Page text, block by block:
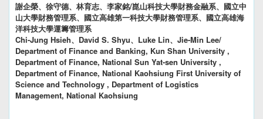
謝企榮、徐守德、林育志、李家銘/崑山科技大學財務金融系、國立中
山大學財務管理系、國立高雄第一科技大學財務管理系、國立高雄海
洋科技大學運籌管理系
Chi-Jung Hsieh、David S. Shyu、Luke Lin、Jie-Min Lee/
Department of Finance and Banking, Kun Shan University ,
Department of Finance, National Sun Yat-sen University ,
Department of Finance, National Kaohsiung First University of
Science and Technology , Department of Logistics
Management, National Kaohsiung